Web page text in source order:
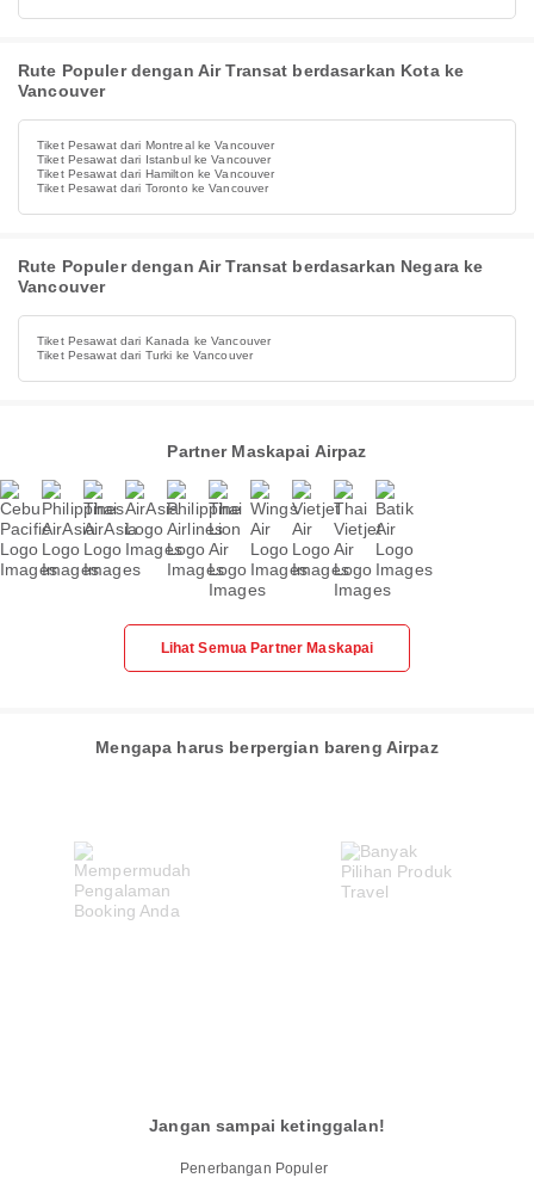
Rute Populer dengan Air Transat berdasarkan Kota ke
Vancouver
Tiket Pesawat dari Montreal ke Vancouver
Tiket Pesawat dari Istanbul ke Vancouver
Tiket Pesawat dari Hamilton ke Vancouver
Tiket Pesawat dari Toronto ke Vancouver
Rute Populer dengan Air Transat berdasarkan Negara ke
Vancouver
Tiket Pesawat dari Kanada ke Vancouver
Tiket Pesawat dari Turki ke Vancouver
Partner Maskapai Airpaz
Lihat Semua Partner Maskapai
Mengapa harus berpergian bareng Airpaz
Jangan sampai ketinggalan!
Penerbangan Populer